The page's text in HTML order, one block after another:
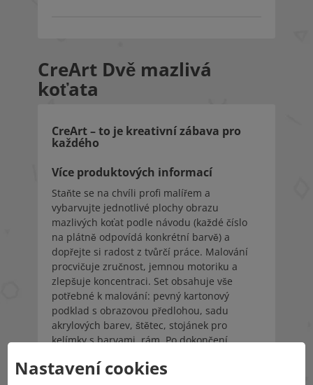
CreArt Dvě mazlivá
koťata
CreArt – to je kreativní zábava pro
každého
Více produktových informací
Staňte se na chvíli profi malířem a
vybarvujte jednotlivé plochy obrazu
mazlivých koťat podle návodu (každé číslo
na plátně odpovídá konkrétní barvě) a
dopřejte si radost z tvůrčí práce. Malování
procvičuje zručnost, jemnou motoriku a
zlepšuje koncentraci. Set obsahuje vše
potřebné k malování: pevný kartonový
podklad s obrazovou předlohou, sadu
akrylových barev, štětec, stojánek pro
kelímky s barvami, rám. Po dokončení
rámu z balení.
Nastavení cookies